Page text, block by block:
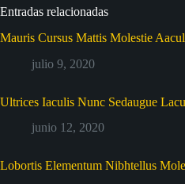
Entradas relacionadas
Mauris Cursus Mattis Molestie
julio 9, 2020
Ultrices Iaculis Nunc Sedaugue
junio 12, 2020
Lobortis Elementum Nibhtellus